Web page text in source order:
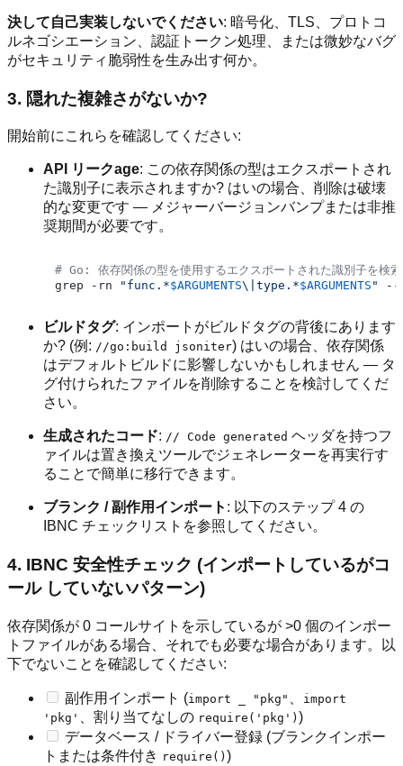
決して自己実装しないでください: 暗号化、TLS、プロトコ
ルネゴシエーション、認証トークン処理、または微妙なバグ
がセキュリティ脆弱性を生み出す何か。
3. 隠れた複雑さがないか?
開始前にこれらを確認してください:
API リークage: この依存関係の型はエクスポートされ
た識別子に表示されますか? はいの場合、削除は破壊
的な変更です — メジャーバージョンバンプまたは非推
奨期間が必要です。
# Go: 依存関係の型を使用するエクスポートされた識別子を検索
grep -rn
"func.*$ARGUMENTS\|type.*$ARGUMENTS " --
ビルドタグ: インポートがビルドタグの背後にあります
か? (例: //go:build jsoniter) はいの場合、依存関係
はデフォルトビルドに影響しないかもしれません — タ
グ付けられたファイルを削除することを検討してくだ
さい。
生成されたコード: // Code generated ヘッダを持つフ
ァイルは置き換えツールでジェネレーターを再実行す
ることで簡単に移行できます。
ブランク / 副作用インポート : 以下のステップ 4 の
IBNC チェックリストを参照してください。
4. IBNC 安全性チェック (インポートしているがコ
ール していないパターン)
依存関係が 0 コールサイトを示しているが >0 個のインポー
トファイルがある場合、それでも必要な場合があります。以
下でないことを確認してください:
副作用インポート (import _ "pkg"
import
'pkg'
、割り当てなしの require('pkg') )
データベース / ドライバー登録 (ブランクインポー
トまたは条件付き require() )